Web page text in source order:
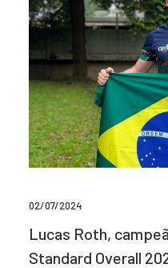
02/07/2024
Lucas Roth,
Standard Overall